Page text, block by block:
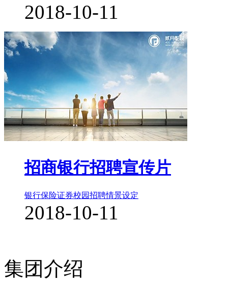
2018-10-11
招商银行招聘宣传片
银行保险证券校园招聘情景设定
2018-10-11
集团介绍